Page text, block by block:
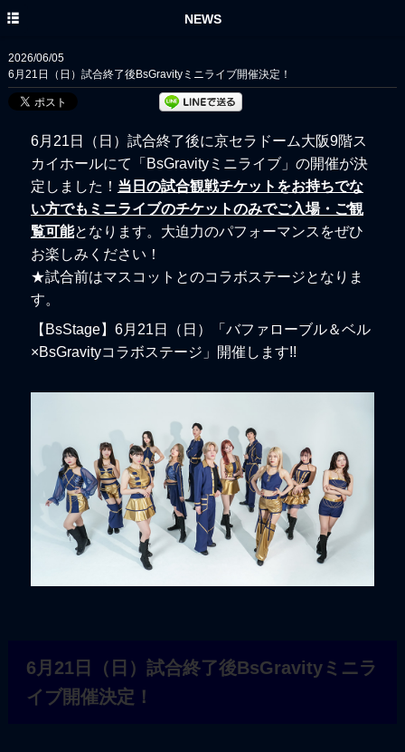
NEWS
2026/06/05
6月21日（日）試合終了後BsGravityミニライブ開催決定！
6月21日（ 日 ）試合終了後に京セラドーム大阪9階ス
カイホールにて「BsGravityミニライブ」の開催が決
定しました！ 当日の試合観戦チケットをお持ちでな
い方でもミニライブのチケットのみでご入場・ご観
覧可能となります。大迫力のパフォーマンスをぜひ
お楽しみください！
★試合前はマスコットとのコラボステージとなりま
す。
【BsStage】6月21日（日）「バファローブル＆ベル
×BsGravityコラボステージ」開催します!!
6月21日（日）試合終了後BsGravityミニラ
イブ開催決定！
NEWS
DISC
MOVIE
YouTube
ORIX BUFFALOES